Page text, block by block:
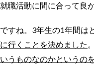
職活動に間に合って良か
すね。3年生の1年間は
行くことを決めました
うものなのかというの